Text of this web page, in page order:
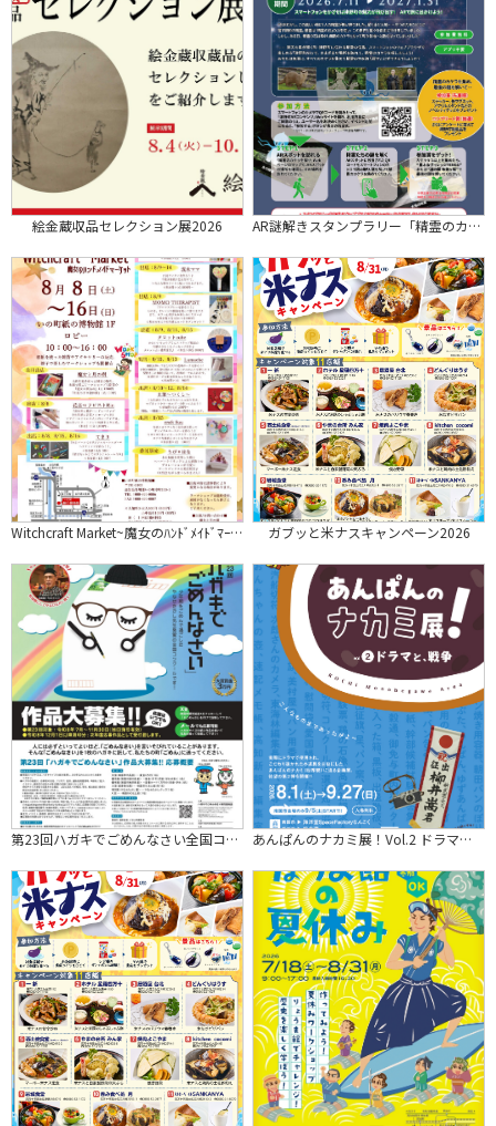
絵金蔵収品セレクション展2026 AR謎解きスタンプラリー「精霊のカケラを探せ」
Witchcraft Market~魔女のﾊﾝﾄﾞﾒｲﾄﾞﾏｰｹｯﾄ~【いの町紙の博物館】 ガブッと米ナスキャンペーン2026
第23回ハガキでごめんなさい全国コンクール あんぱんのナカミ展！Vol.2 ドラマと、戦争